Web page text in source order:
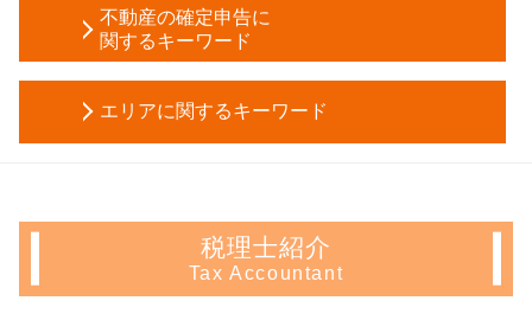
相続税 時効
生命保険 相続税
自筆証書遺言 無効
相続税 評価額
土地 相続 必要 書類
任意後見 登記事項証明書
家族信託 手続き
遺言 代用 信託
不動産 信託受益権
家族信託 デメリット
税務調査 反面調査
株式会社 設立 人数
資本金 増資 方法
税務署 相談
資本金 仕訳
不動産の確定申告に
関するキーワード
長期 譲渡所得
サラリーマン 家賃 収入 確定申告
不動産 譲渡 所得税 計算
エリアに関するキーワード
不動産 確定申告 新宿区 相談
不動産 確定申告 中野区 税理士
起業支援 中野区 相談
税理士紹介
Tax Accountant